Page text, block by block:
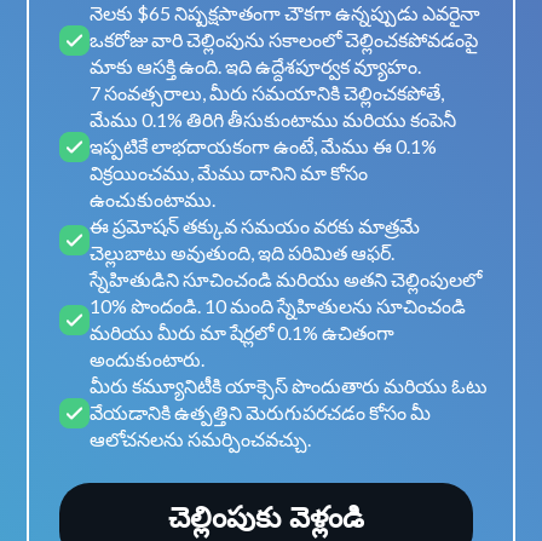
నెలకు $65 నిష్పక్షపాతంగా చౌకగా ఉన్నప్పుడు ఎవరైనా
ఒకరోజు వారి చెల్లింపును సకాలంలో చెల్లించకపోవడంపై
మాకు ఆసక్తి ఉంది. ఇది ఉద్దేశపూర్వక వ్యూహం.
7 సంవత్సరాలు, మీరు సమయానికి చెల్లించకపోతే,
మేము 0.1% తిరిగి తీసుకుంటాము మరియు కంపెనీ
ఇప్పటికే లాభదాయకంగా ఉంటే, మేము ఈ 0.1%
విక్రయించము, మేము దానిని మా కోసం
ఉంచుకుంటాము.
ఈ ప్రమోషన్ తక్కువ సమయం వరకు మాత్రమే
చెల్లుబాటు అవుతుంది, ఇది పరిమిత ఆఫర్.
స్నేహితుడిని సూచించండి మరియు అతని చెల్లింపులలో
10% పొందండి. 10 మంది స్నేహితులను సూచించండి
మరియు మీరు మా షేర్లలో 0.1% ఉచితంగా
అందుకుంటారు.
మీరు కమ్యూనిటీకి యాక్సెస్ పొందుతారు మరియు ఓటు
వేయడానికి ఉత్పత్తిని మెరుగుపరచడం కోసం మీ
ఆలోచనలను సమర్పించవచ్చు.
చెల్లింపుకు వెళ్లండి